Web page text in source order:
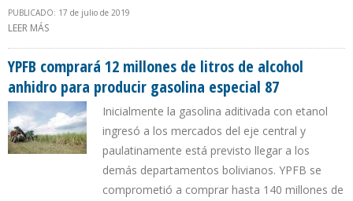
PUBLICADO: 17 de julio de 2019
LEER MÁS
YPFB comprará 12 millones de litros de alcohol
anhidro para producir gasolina especial 87
Inicialmente la gasolina aditivada con etanol
ingresó a los mercados del eje central y
paulatinamente está previsto llegar a los
demás departamentos bolivianos. YPFB se
comprometió a comprar hasta 140 millones de